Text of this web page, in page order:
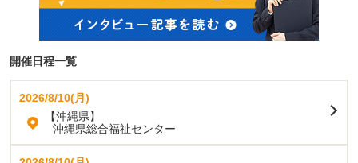
開催日程一覧
2026/8/10(月)
【沖縄県】
沖縄県総合福祉センター